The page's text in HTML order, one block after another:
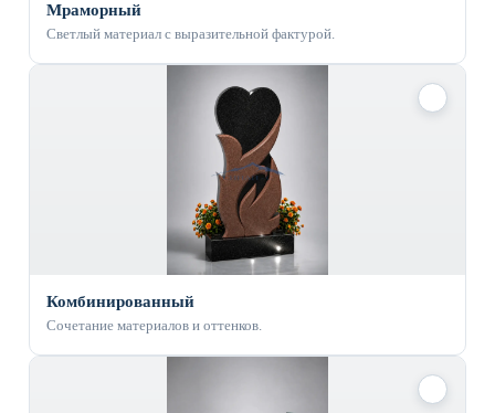
Мраморный
Светлый материал с выразительной фактурой.
Комбинированный
Сочетание материалов и оттенков.